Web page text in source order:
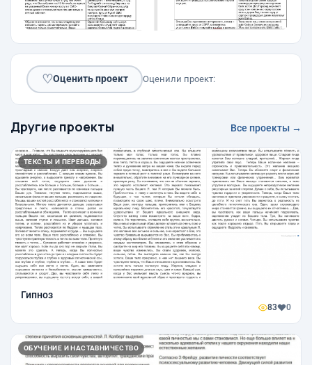
♡Оценить проект Оценили проект:
Другие проекты Все проекты →
ТЕКСТЫ И ПЕРЕВОДЫ
Гипноз
83 0
ОБУЧЕНИЕ И НАСТАВНИЧЕСТВО